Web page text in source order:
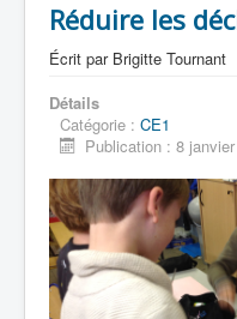
Réduire les
Écrit par Brigitte Tournant
Détails
Catégorie : CE1
Publication : 8